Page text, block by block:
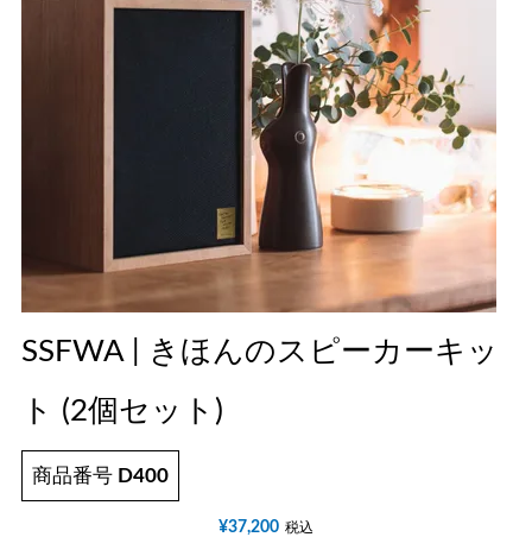
SSFWA | きほんのスピーカーキッ
ト (2個セット)
商品番号 D400
¥37,200 税込